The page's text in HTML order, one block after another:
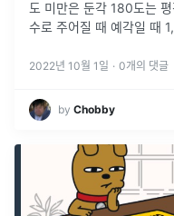
도 미만은 둔각 180도는
수로 주어질 때 예각일 때
2022년 10월 1일 · 0개의 댓글
by Chobby